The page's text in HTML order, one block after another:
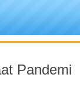
Pandemi